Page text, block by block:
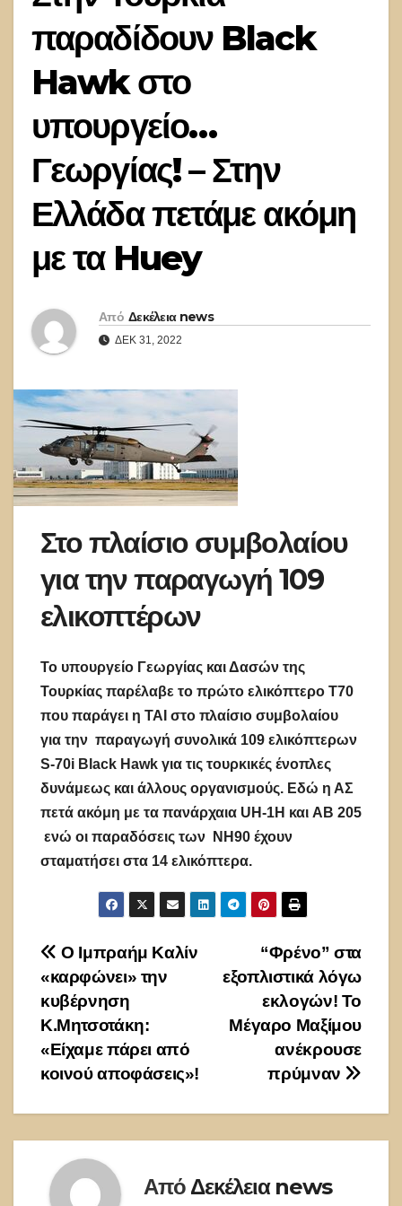
παραδίδουν Black
Hawk στο
υπουργείο…
Γεωργίας! – Στην
Ελλάδα πετάμε ακόμη
με τα Huey
Από Δεκέλεια news
ΔΕΚ 31, 2022
Στο πλαίσιο συμβολαίου
για την παραγωγή 109
ελικοπτέρων
Το υπουργείο Γεωργίας και Δασών της
Τουρκίας παρέλαβε το πρώτο ελικόπτερο T70
που παράγει η ΤΑΙ στο πλαίσιο συμβολαίου
για την παραγωγή συνολικά 109 ελικόπτερων
S-70i Black Hawk για τις τουρκικές ένοπλες
δυνάμεως και άλλους οργανισμούς. Εδώ η ΑΣ
πετά ακόμη με τα πανάρχαια UH-1H και AB 205
ενώ οι παραδόσεις των
NH90 έχουν
σταματήσει στα 14 ελικόπτερα.
Πλοήγηση
άρθρων
“Φρένο” στα
εξοπλιστικά λόγω
εκλογών! Το
Μέγαρο Μαξίμου
ανέκρουσε
πρύμναν
Ο Ιμπραήμ Καλίν
«καρφώνει» την
κυβέρνηση
Κ.Μητσοτάκη:
«Είχαμε πάρει από
κοινού αποφάσεις»!
Από Δεκέλεια news